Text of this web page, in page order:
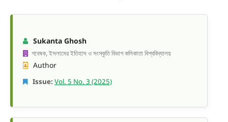
Sukanta Ghosh
গবেষক, ইসলামের ইতিহাস ও সংস্কৃতি বিভাগ কলিকাতা বিশ্ববিদ্যালয়
Author
Issue: Vol. 5 No. 3 (2025)